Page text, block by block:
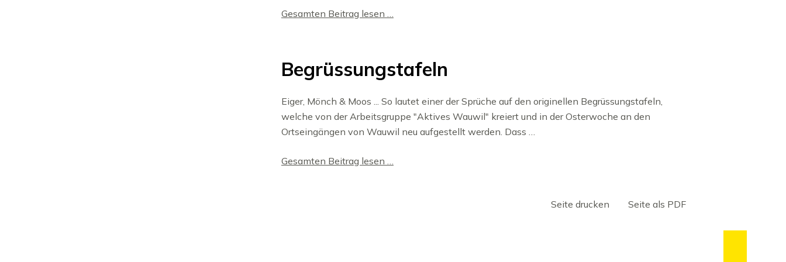
Gesamten Beitrag lesen …
Begrüssungstafeln
Eiger, Mönch & Moos ... So lautet einer der Sprüche auf den originellen Begrüssungstafeln,
welche von der Arbeitsgruppe "Aktives Wauwil" kreiert und in der Osterwoche an den
Ortseingängen von Wauwil neu aufgestellt werden. Dass …
Gesamten Beitrag lesen …
Seite drucken Seite als PDF